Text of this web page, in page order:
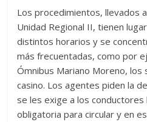
Los procedimientos, llevados
Unidad Regional II, tienen
distintos horarios y se
más frecuentadas, como por
Ómnibus Mariano Moreno,
casino. Los agentes piden la
se les exige a los conductores
obligatoria para circular y en